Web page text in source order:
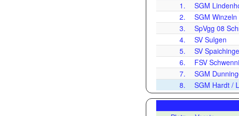
1.
SGM
2.
SGM Winzeln
3.
SpVgg 08
4.
SV Sulgen
5.
SV
6.
FSV
7.
SGM
8.
SGM Hardt /